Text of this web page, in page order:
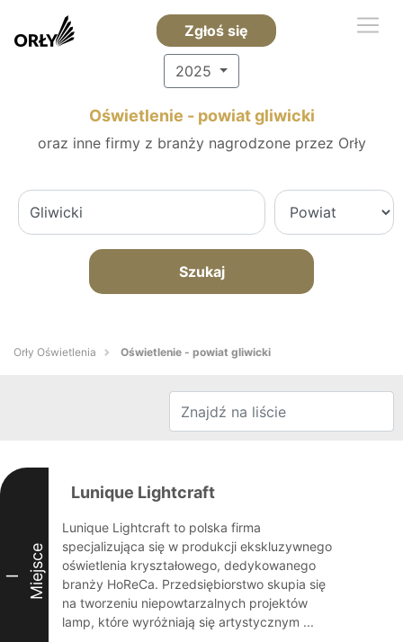
Zgłoś się
2025
Oświetlenie - powiat gliwicki
oraz inne firmy z branży nagrodzone przez Orły
Szukaj
Orły Oświetlenia Oświetlenie - powiat gliwicki
I Miejsce
Lunique Lightcraft
Lunique Lightcraft to polska firma
specjalizująca się w produkcji ekskluzywnego
oświetlenia kryształowego, dedykowanego
branży HoReCa. Przedsiębiorstwo skupia się
na tworzeniu niepowtarzalnych projektów
lamp, które wyróżniają się artystycznym ...